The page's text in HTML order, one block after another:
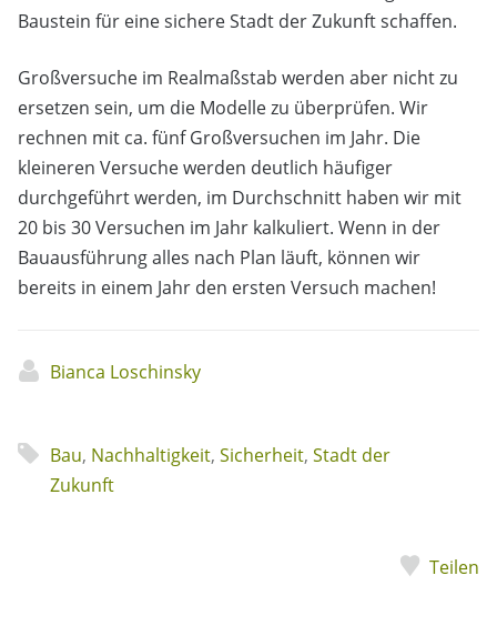
Baustein für eine sichere Stadt der Zukunft schaffen.
Großversuche im Realmaßstab werden aber nicht zu
ersetzen sein, um die Modelle zu überprüfen. Wir
rechnen mit ca. fünf Großversuchen im Jahr. Die
kleineren Versuche werden deutlich häufiger
durchgeführt werden, im Durchschnitt haben wir mit
20 bis 30 Versuchen im Jahr kalkuliert. Wenn in der
Bauausführung alles nach Plan läuft, können wir
bereits in einem Jahr den ersten Versuch machen!
Bianca Loschinsky
Bau, Nachhaltigkeit, Sicherheit, Stadt der
Zukunft
Teilen